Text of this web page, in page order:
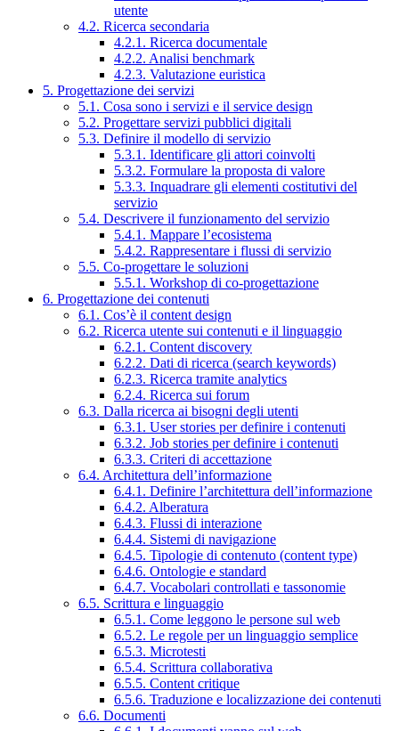
utente
4.2. Ricerca secondaria
4.2.1. Ricerca documentale
4.2.2. Analisi benchmark
4.2.3. Valutazione euristica
5. Progettazione dei servizi
5.1. Cosa sono i servizi e il service design
5.2. Progettare servizi pubblici digitali
5.3. Definire il modello di servizio
5.3.1. Identificare gli attori coinvolti
5.3.2. Formulare la proposta di valore
5.3.3. Inquadrare gli elementi costitutivi del
servizio
5.4. Descrivere il funzionamento del servizio
5.4.1. Mappare l’ecosistema
5.4.2. Rappresentare i flussi di servizio
5.5. Co-progettare le soluzioni
5.5.1. Workshop di co-progettazione
6. Progettazione dei contenuti
6.1. Cos’è il content design
6.2. Ricerca utente sui contenuti e il linguaggio
6.2.1. Content discovery
6.2.2. Dati di ricerca (search keywords)
6.2.3. Ricerca tramite analytics
6.2.4. Ricerca sui forum
6.3. Dalla ricerca ai bisogni degli utenti
6.3.1. User stories per definire i contenuti
6.3.2. Job stories per definire i contenuti
6.3.3. Criteri di accettazione
6.4. Architettura dell’informazione
6.4.1. Definire l’architettura dell’informazione
6.4.2. Alberatura
6.4.3. Flussi di interazione
6.4.4. Sistemi di navigazione
6.4.5. Tipologie di contenuto (content type)
6.4.6. Ontologie e standard
6.4.7. Vocabolari controllati e tassonomie
6.5. Scrittura e linguaggio
6.5.1. Come leggono le persone sul web
6.5.2. Le regole per un linguaggio semplice
6.5.3. Microtesti
6.5.4. Scrittura collaborativa
6.5.5. Content critique
6.5.6. Traduzione e localizzazione dei contenuti
6.6. Documenti